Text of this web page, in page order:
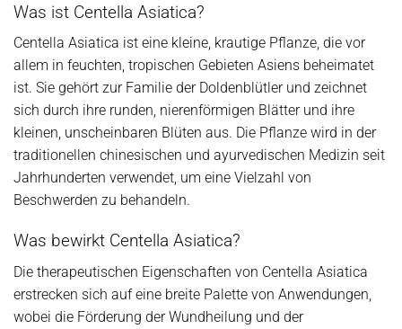
Was ist Centella Asiatica?
Centella Asiatica ist eine kleine, krautige Pflanze, die vor
allem in feuchten, tropischen Gebieten Asiens beheimatet
ist. Sie gehört zur Familie der Doldenblütler und zeichnet
sich durch ihre runden, nierenförmigen Blätter und ihre
kleinen, unscheinbaren Blüten aus. Die Pflanze wird in der
traditionellen chinesischen und ayurvedischen Medizin seit
Jahrhunderten verwendet, um eine Vielzahl von
Beschwerden zu behandeln.
Was bewirkt Centella Asiatica?
Die therapeutischen Eigenschaften von Centella Asiatica
erstrecken sich auf eine breite Palette von Anwendungen,
wobei die Förderung der Wundheilung und der